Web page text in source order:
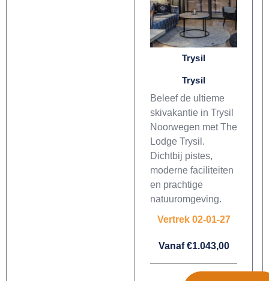
Trysil
Trysil
Beleef de ultieme
skivakantie in Trysil
Noorwegen met The
Lodge Trysil.
Dichtbij pistes,
moderne faciliteiten
en prachtige
natuuromgeving.
Vertrek 02-01-27
Vanaf €1.043,00